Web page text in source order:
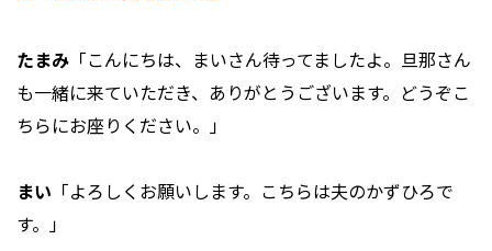
たまみ 「こんにちは、まいさん待ってましたよ。旦那さん
も一緒に来ていただき、ありがとうございます。どうぞこ
ちらにお座りください。」
まい 「よろしくお願いします。こちらは夫のかずひろで
す。」